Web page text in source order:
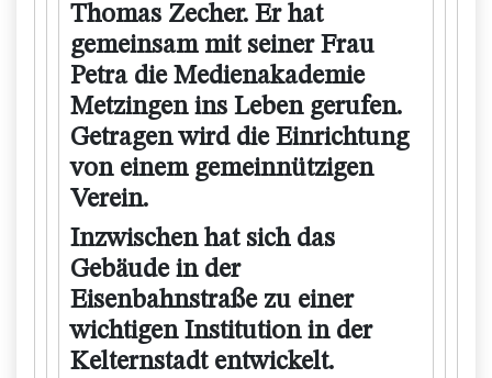
Thomas Zecher. Er hat
gemeinsam mit seiner Frau
Petra die Medienakademie
Metzingen ins Leben gerufen.
Getragen wird die Einrichtung
von einem gemeinnützigen
Verein.
Inzwischen hat sich das
Gebäude in der
Eisenbahnstraße zu einer
wichtigen Institution in der
Kelternstadt entwickelt.